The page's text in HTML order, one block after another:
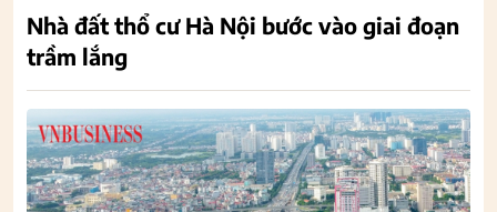
Nhà đất thổ cư Hà Nội bước vào giai đoạn
trầm lắng